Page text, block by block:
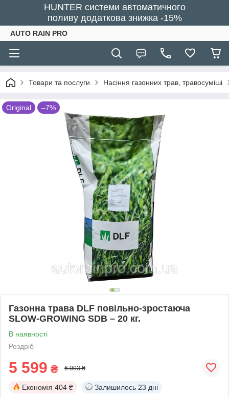
HUNTER системи автоматичного
поливу додаткова знижка -15%
AUTO RAIN PRO
Товари та послуги Насіння газонних трав, травосуміші
Original –7%
Газонна трава DLF повільно-зростаюча
SLOW-GROWING SDB – 20 кг.
В наявності
Роздріб
5 599 ₴ 6 003 ₴
Економія 404 ₴ Залишилось 23 дні